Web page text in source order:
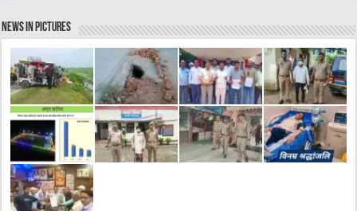
News in Pictures